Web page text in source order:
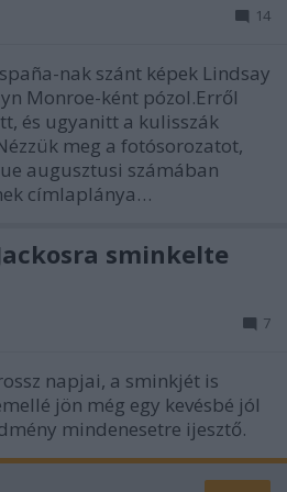
14
nak szánt képek Lindsay
Monroe-ként pózol.Erről
és ugyanitt a kulisszák
meg a fotósorozatot,
augusztusi számában
címlaplánya…
sminkelte
7
napjai, a sminkjét is
jön még egy kevésbé jól
mindenesetre ijesztő.